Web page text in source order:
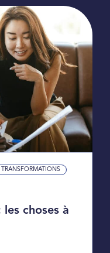
TRANSFORMATIONS
choses à